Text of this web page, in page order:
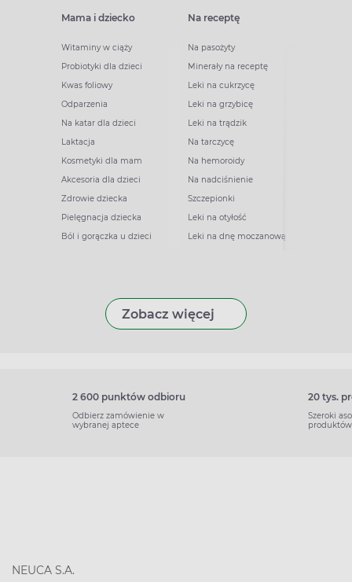
Mama i dziecko
Witaminy w ciąży
Probiotyki dla dzieci
Kwas foliowy
Odparzenia
Na katar dla dzieci
Laktacja
Kosmetyki dla mam
Akcesoria dla dzieci
Zdrowie dziecka
Pielęgnacja dziecka
Ból i gorączka u dzieci
Na receptę
Na pasożyty
Minerały na receptę
Leki na cukrzycę
Leki na grzybicę
Leki na trądzik
Na tarczycę
Na hemoroidy
Na nadciśnienie
Szczepionki
Leki na otyłość
Leki na dnę moczanową
Zobacz więcej
2 600 punktów odbioru
Odbierz zamówienie w
wybranej aptece
20 tys.
Szeroki
produktów
NEUCA S.A.